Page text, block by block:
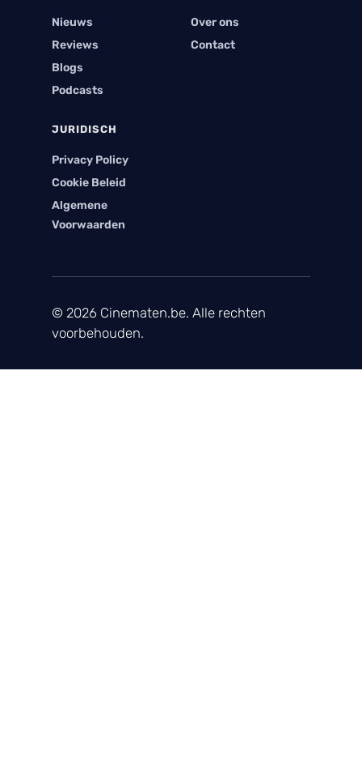
Nieuws
Reviews
Blogs
Podcasts
Over ons
Contact
JURIDISCH
Privacy Policy
Cookie Beleid
Algemene
Voorwaarden
© 2026 Cinematen.be. Alle rechten
voorbehouden.